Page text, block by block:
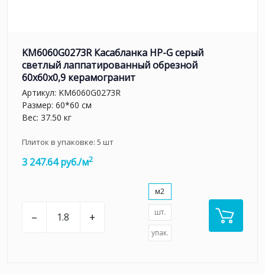
KM6060G0273R Касабланка HP-G серый
светлый лаппатированный обрезной
60x60x0,9 керамогранит
Артикул: KM6060G0273R
Размер: 60*60 см
Вес: 37.50 кг
Плиток в упаковке: 5 шт
3 247.64 руб./м2
– +
м2
шт.
упак.